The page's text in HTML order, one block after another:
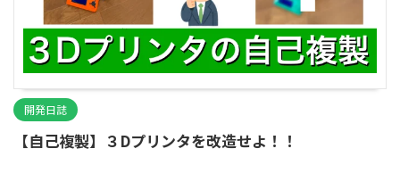
開発日誌
【自己複製】３Dプリンタを改造せよ！！